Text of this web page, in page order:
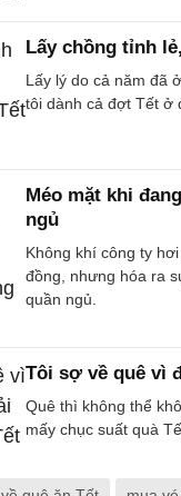
Lấy chồng tỉnh
Lấy lý do cả năm đã
tôi dành cả đợt Tết ở
Méo mặt khi
ngủ
Không khí công ty
đồng, nhưng hóa ra
quần ngủ.
Tôi sợ về quê vì
Quê thì không thể
mấy chục suất quà